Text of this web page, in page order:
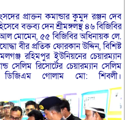
প্রাক্তন কমান্ডার কুমুদ রঞ্জন দেব
বক্তব্য দেন শ্রীমঙ্গলস্থ ৪৬ বিজিবির
মোমেন, ৫৫ বিজিবির অধিনায়ক লে.
বীর প্রতিক ফোরকান উদ্দিন, বিশিষ্ট
রহিমপুর ইউনিয়নের চেয়ারম্যান
রিসোর্টের চেয়ারম্যান সেলিম
গোলাম মো: শিবলী।